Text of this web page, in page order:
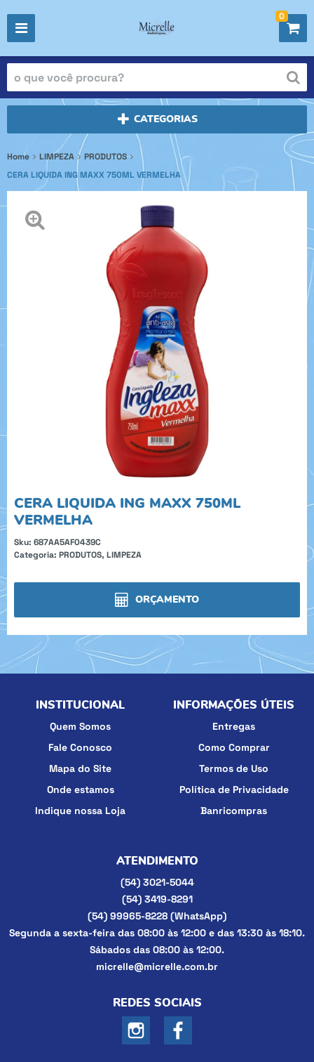
0
CATEGORIAS
Home LIMPEZA
PRODUTOS
CERA LIQUIDA ING MAXX 750ML VERMELHA
CERA LIQUIDA ING MAXX 750ML
VERMELHA
Sku: 687AA5AF0439C
Categoria: PRODUTOS, LIMPEZA
ORÇAMENTO
INSTITUCIONAL
Quem Somos
Fale Conosco
Mapa do Site
Onde estamos
Indique nossa Loja
INFORMAÇÕES ÚTEIS
Entregas
Como Comprar
Termos de Uso
Política de Privacidade
Banricompras
ATENDIMENTO
(54)3021-5044
(54)3419-8291
(54) 99965-8228 (WhatsApp)
Segunda a sexta-feira das 08:00 às 12:00 e das 13:30 às 18:10.
Sábados das 08:00 às 12:00.
micrelle@micrelle.com.br
REDES SOCIAIS